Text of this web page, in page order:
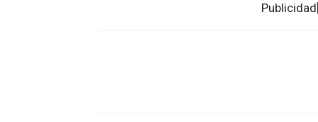
Publicidad